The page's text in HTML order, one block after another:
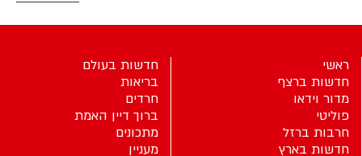
ראשי
חדשות ברצף
מדור וידאו
פוליטי
חרבות ברזל
חדשות בארץ
חדשות בעולם
בריאות
חרדים
ברוך דיין האמת
מתכונים
מעניין